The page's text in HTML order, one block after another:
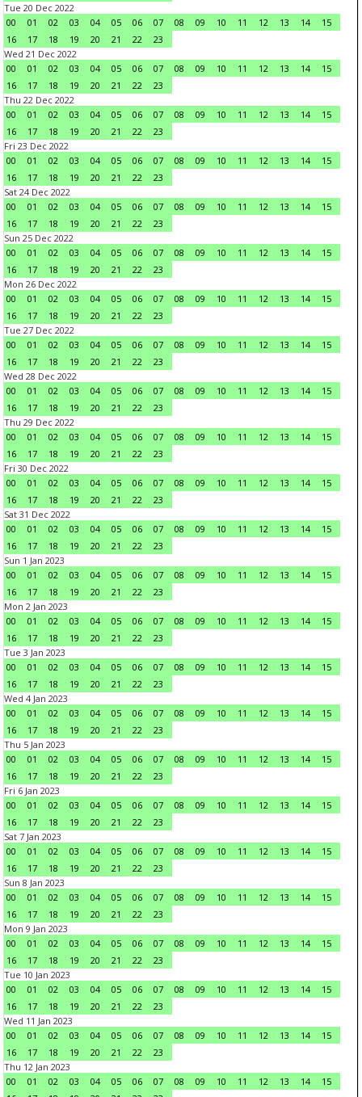
Tue 20 Dec 2022
00
01 02 03 04 05 06 07 08 09 10 11 12 13 14
15
16
17 18 19 20 21 22
23
Wed 21 Dec 2022
00
01 02 03 04 05 06 07 08 09 10 11 12 13 14
15
16
17 18 19 20 21 22
23
Thu 22 Dec 2022
00
01 02 03 04 05 06 07 08 09 10 11 12 13 14
15
16
17 18 19 20 21 22
23
Fri 23 Dec 2022
00
01 02 03 04 05 06 07 08 09 10 11 12 13 14
15
16
17 18 19 20 21 22
23
Sat 24 Dec 2022
00
01 02 03 04 05 06 07 08 09 10 11 12 13 14
15
16
17 18 19 20 21 22
23
Sun 25 Dec 2022
00
01 02 03 04 05 06 07 08 09 10 11 12 13 14
15
16
17 18 19 20 21 22
23
Mon 26 Dec 2022
00
01 02 03 04 05 06 07 08 09 10 11 12 13 14
15
16
17 18 19 20 21 22
23
Tue 27 Dec 2022
00
01 02 03 04 05 06 07 08 09 10 11 12 13 14
15
16
17 18 19 20 21 22
23
Wed 28 Dec 2022
00
01 02 03 04 05 06 07 08 09 10 11 12 13 14
15
16
17 18 19 20 21 22
23
Thu 29 Dec 2022
00
01 02 03 04 05 06 07 08 09 10 11 12 13 14
15
16
17 18 19 20 21 22
23
Fri 30 Dec 2022
00
01 02 03 04 05 06 07 08 09 10 11 12 13 14
15
16
17 18 19 20 21 22
23
Sat 31 Dec 2022
00
01 02 03 04 05 06 07 08 09 10 11 12 13 14
15
16
17 18 19 20 21 22
23
Sun 1 Jan 2023
00
01 02 03 04 05 06 07 08 09 10 11 12 13 14
15
16
17 18 19 20 21 22
23
Mon 2 Jan 2023
00
01 02 03 04 05 06 07 08 09 10 11 12 13 14
15
16
17 18 19 20 21 22
23
Tue 3 Jan 2023
00
01 02 03 04 05 06 07 08 09 10 11 12 13 14
15
16
17 18 19 20 21 22
23
Wed 4 Jan 2023
00
01 02 03 04 05 06 07 08 09 10 11 12 13 14
15
16
17 18 19 20 21 22
23
Thu 5 Jan 2023
00
01 02 03 04 05 06 07 08 09 10 11 12 13 14
15
16
17 18 19 20 21 22
23
Fri 6 Jan 2023
00
01 02 03 04 05 06 07 08 09 10 11 12 13 14
15
16
17 18 19 20 21 22
23
Sat 7 Jan 2023
00
01 02 03 04 05 06 07 08 09 10 11 12 13 14
15
16
17 18 19 20 21 22
23
Sun 8 Jan 2023
00
01 02 03 04 05 06 07 08 09 10 11 12 13 14
15
16
17 18 19 20 21 22
23
Mon 9 Jan 2023
00
01 02 03 04 05 06 07 08 09 10 11 12 13 14
15
16
17 18 19 20 21 22
23
Tue 10 Jan 2023
00
01 02 03 04 05 06 07 08 09 10 11 12 13 14
15
16
17 18 19 20 21 22
23
Wed 11 Jan 2023
00
01 02 03 04 05 06 07 08 09 10 11 12 13 14
15
16
17 18 19 20 21 22
23
Thu 12 Jan 2023
00
01 02 03 04 05 06 07 08 09 10 11 12 13 14
15